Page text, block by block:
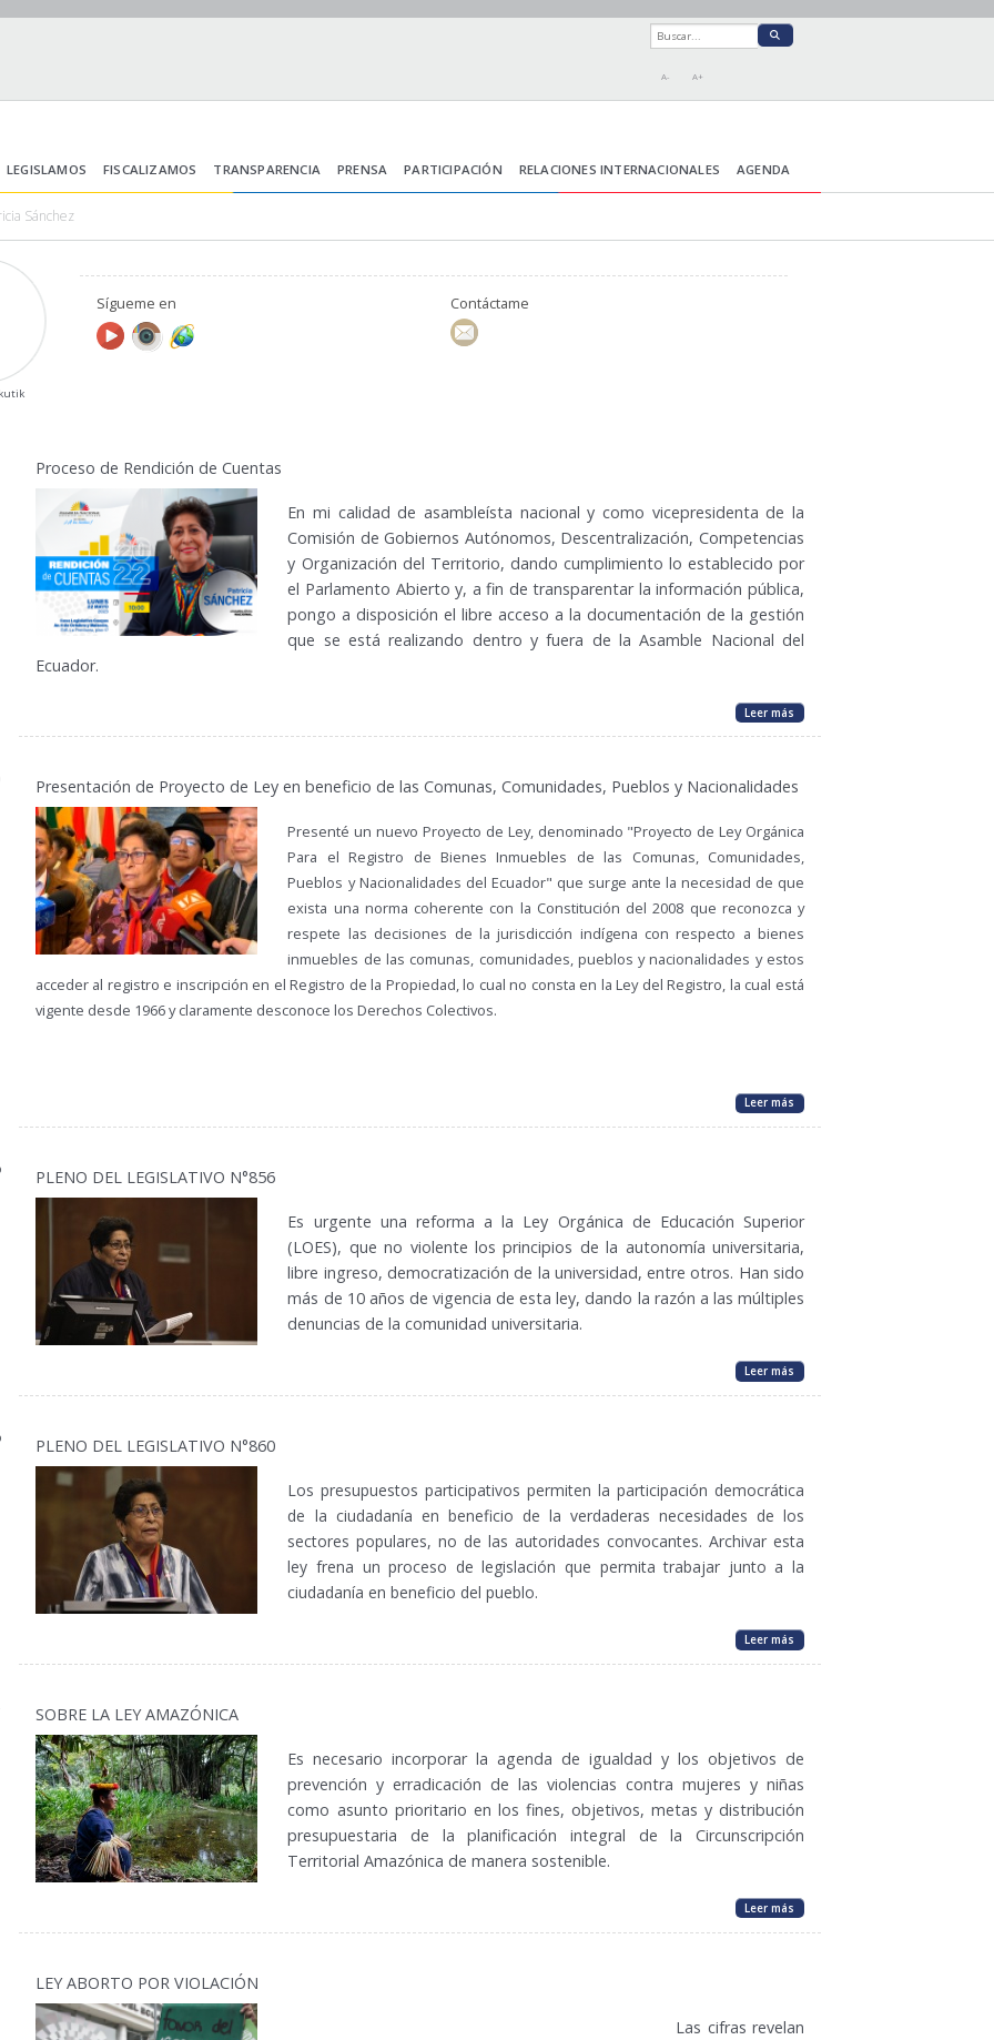
A- A+
LEGISLAMOS FISCALIZAMOS TRANSPARENCIA PRENSA PARTICIPACIÓN RELACIONES INTERNACIONALES AGENDA
Sánchez
Sígueme en Contáctame
Proceso de Rendición de Cuentas
En mi calidad de asambleísta nacional y como vicepresidenta de la
Comisión de Gobiernos Autónomos, Descentralización, Competencias
y Organización del Territorio, dando cumplimiento lo establecido por
el Parlamento Abierto y, a fin de transparentar la información pública,
pongo a disposición el libre acceso a la documentación de la gestión
que se está realizando dentro y fuera de la Asamble Nacional del
Ecuador.
Leer más
Presentación de Proyecto de Ley en beneficio de las Comunas, Comunidades, Pueblos y Nacionalidades
Presenté un nuevo Proyecto de Ley, denominado "Proyecto de Ley Orgánica
Para el Registro de Bienes Inmuebles de las Comunas, Comunidades,
Pueblos y Nacionalidades del Ecuador" que surge ante la necesidad de que
exista una norma coherente con la Constitución del 2008 que reconozca y
respete las decisiones de la jurisdicción indígena con respecto a bienes
inmuebles de las comunas, comunidades, pueblos y nacionalidades y estos
acceder al registro e inscripción en el Registro de la Propiedad, lo cual no consta en la Ley del Registro, la cual está
vigente desde 1966 y claramente desconoce los Derechos Colectivos.
Leer más
PLENO DEL LEGISLATIVO N°856
Es urgente una reforma a la Ley Orgánica de Educación Superior
(LOES), que no violente los principios de la autonomía universitaria,
libre ingreso, democratización de la universidad, entre otros. Han sido
más de 10 años de vigencia de esta ley, dando la razón a las múltiples
denuncias de la comunidad universitaria.
Leer más
PLENO DEL LEGISLATIVO N°860
Los presupuestos participativos permiten la participación democrática
de la ciudadanía en beneficio de la verdaderas necesidades de los
sectores populares, no de las autoridades convocantes.Archivar esta
ley frena un proceso de legislación que permita trabajar junto a la
ciudadanía en beneficio del pueblo.
Leer más
SOBRE LA LEY AMAZÓNICA
Es necesario incorporar la agenda de igualdad y los objetivos de
prevención y erradicación de las violencias contra mujeres y niñas
como asunto prioritario en los fines, objetivos, metas y distribución
presupuestaria de la planificación integral de la Circunscripción
Territorial Amazónica de manera sostenible.
Leer más
LEY ABORTO POR VIOLACIÓN
Las cifras revelan